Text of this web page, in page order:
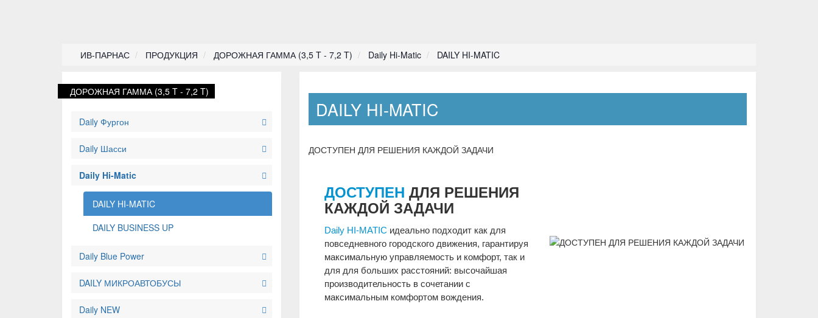
ИВ-ПАРНАС ПРОДУКЦИЯ ДОРОЖНАЯ ГАММА (3,5 T - 7,2 T) Daily Hi-Matic DAILY HI-MATIC
ДОРОЖНАЯ ГАММА (3,5 T - 7,2 T)
Daily Фургон
Daily Шасси
Daily Hi-Matic
DAILY HI-MATIC
DAILY BUSINESS UP
Daily Blue Power
DAILY МИКРОАВТОБУСЫ
Daily NEW
DAILY HI-MATIC
ДОСТУПЕН ДЛЯ РЕШЕНИЯ КАЖДОЙ ЗАДАЧИ
ДОСТУПЕН ДЛЯ РЕШЕНИЯ
КАЖДОЙ ЗАДАЧИ
Daily HI-MATIC идеально подходит как для
повседневного городского движения, гарантируя
максимальную управляемость и комфорт, так и
для для больших расстояний: высочайшая
производительность в сочетании с
максимальным комфортом вождения.